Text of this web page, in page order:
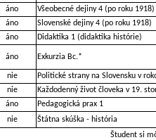
áno
Všeobecné dejiny 4 (po roku 1918)
áno
Slovenské dejiny 4 (po roku 1918)
áno Didaktika 1 (didaktika histórie)
áno Exkurzia Bc.*
nie
Politické strany na Slovensku v
nie
Každodenný život človeka v 19.
áno
Pedagogická prax 1
nie
Štátna skúška - história
Študent si